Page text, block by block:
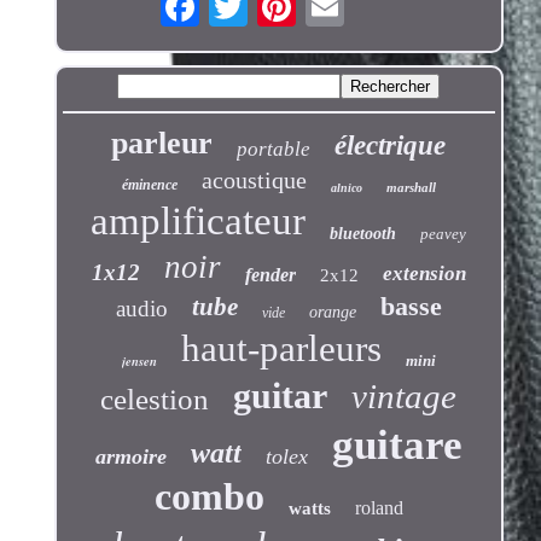
parleur portable électrique
éminence acoustique alnico marshall
amplificateur bluetooth peavey
1x12 noir fender 2x12 extension
audio tube vide orange basse
jensen haut-parleurs mini
celestion guitar vintage
armoire watt tolex guitare
combo watts roland